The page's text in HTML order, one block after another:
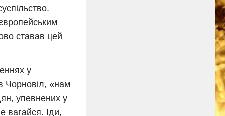
ставав цей
у
Чорновіл, «нам
упевнених у
вагайся. Іди,